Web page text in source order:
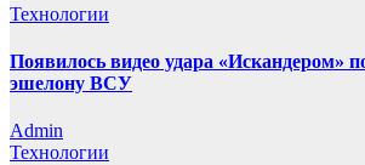
Технологии
Появилось видео удара «Искандером»
эшелону ВСУ
Admin
Технологии